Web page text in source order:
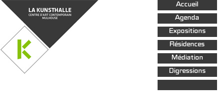
Aller au
contenu
principal
Accueil
Agenda
Expositions
Résidences
Médiation
Digressions